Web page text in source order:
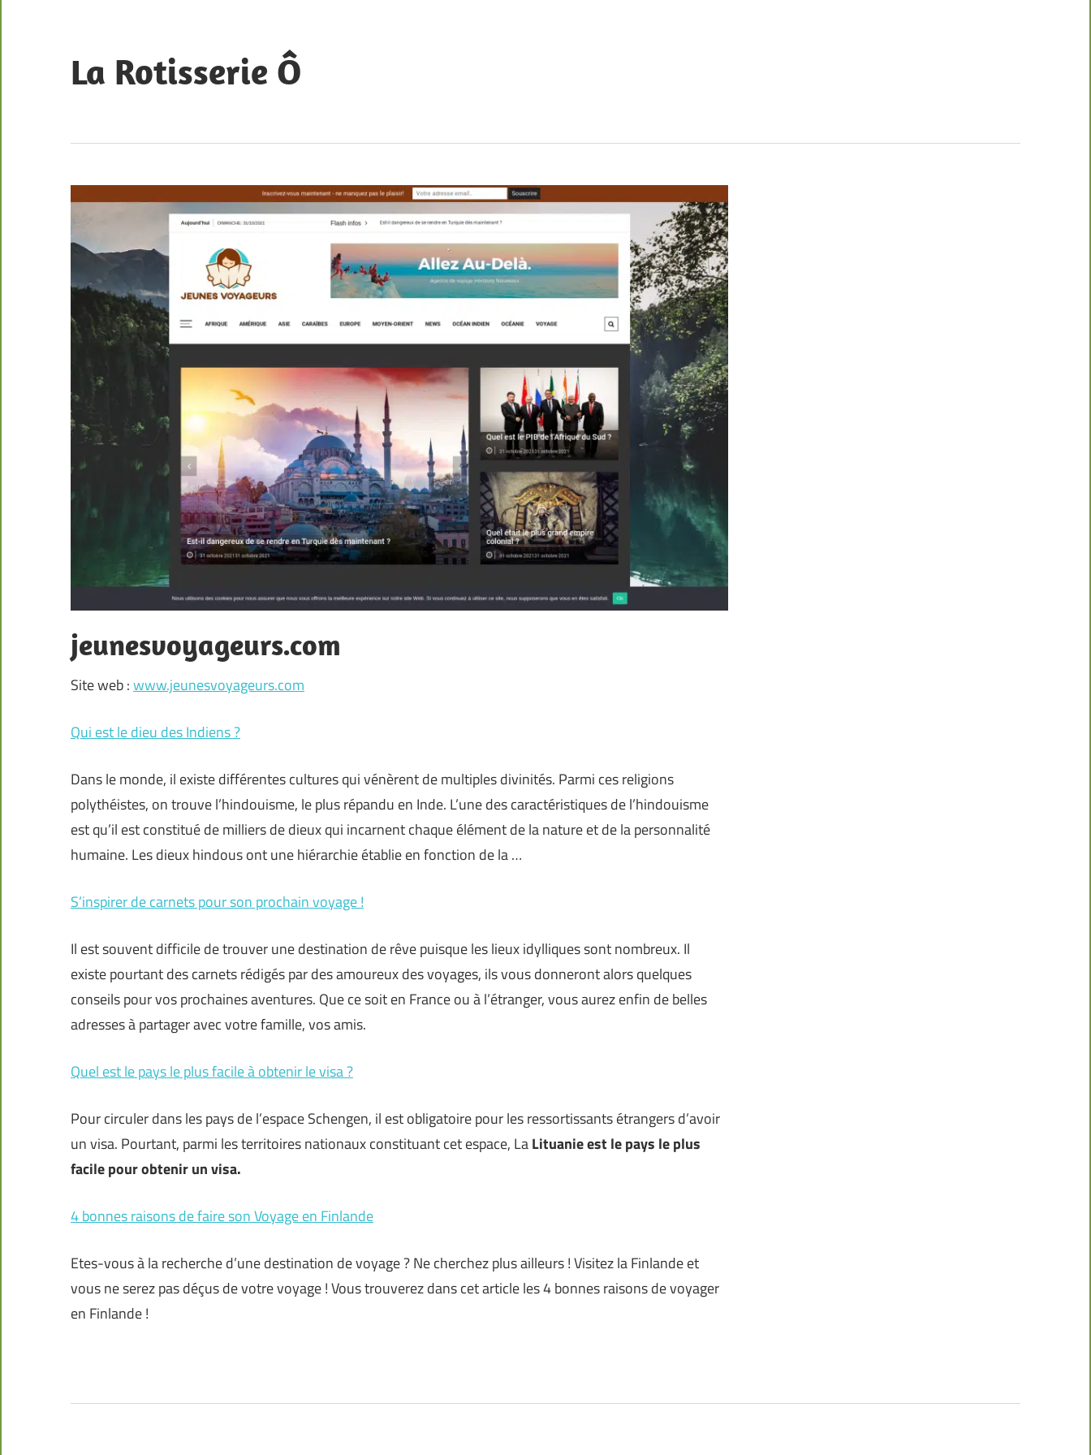
content
La Rotisserie Ô
jeunesvoyageurs.com
Site web :www.jeunesvoyageurs.com
Qui est le dieu des Indiens ?
Dans le monde, il existe différentes cultures qui vénèrent de multiples divinités. Parmi ces religions
polythéistes, on trouve l’hindouisme, le plus répandu en Inde. L’une des caractéristiques de l’hindouisme
est qu’il est constitué de milliers de dieux qui incarnent chaque élément de la nature et de la personnalité
humaine. Les dieux hindous ont une hiérarchie établie en fonction de la …
S’inspirer de carnets pour son prochain voyage !
Il est souvent difficile de trouver une destination de rêve puisque les lieux idylliques sont nombreux. Il
existe pourtant des carnets rédigés par des amoureux des voyages, ils vous donneront alors quelques
conseils pour vos prochaines aventures. Que ce soit en France ou à l’étranger, vous aurez enfin de belles
adresses à partager avec votre famille, vos amis.
Quel est le pays le plus facile à obtenir le visa ?
Pour circuler dans les pays de l’espace Schengen, il est obligatoire pour les ressortissants étrangers d’avoir
un visa. Pourtant, parmi les territoires nationaux constituant cet espace, LaLituanie est le pays le plus
facile pour obtenir un visa.
4 bonnes raisons de faire son Voyage en Finlande
Etes-vous à la recherche d’une destination de voyage ? Ne cherchez plus ailleurs ! Visitez la Finlande et
vous ne serez pas déçus de votre voyage ! Vous trouverez dans cet article les 4 bonnes raisons de voyager
en Finlande !